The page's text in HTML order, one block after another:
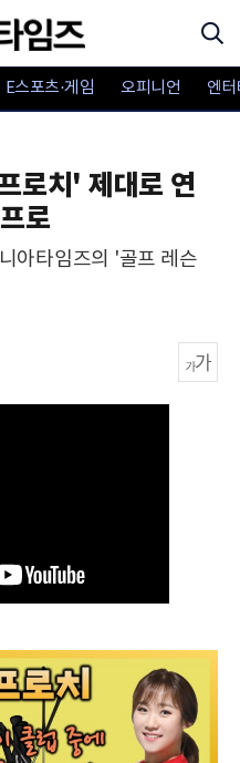
E스포츠·게임 오피니언 엔
로치' 제대로 연
로
아타임즈의 '골프 레슨